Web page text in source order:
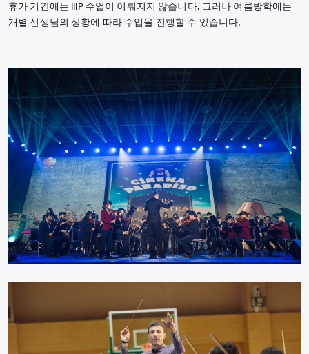
휴가 기간에는 IIIP 수업이 이뤄지지 않습니다. 그러나 여름방학에는
개별 선생님의 상황에 따라 수업을 진행할 수 있습니다.